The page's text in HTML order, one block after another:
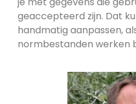
geaccepteerd zijn. Dat
handmatig aanpassen,
normbestanden werken